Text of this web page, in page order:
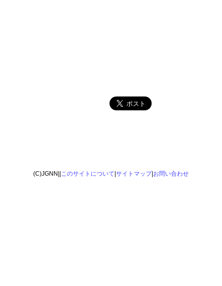
(C)JGNN|| このサイトについて サイトマップ| お問い合わせ